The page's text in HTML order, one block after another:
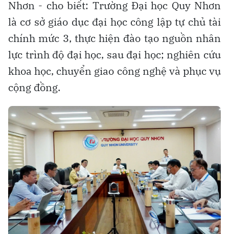
Nhơn - cho biết: Trường Đại học Quy Nhơn
là cơ sở giáo dục đại học công lập tự chủ tài
chính mức 3, thực hiện đào tạo nguồn nhân
lực trình độ đại học, sau đại học; nghiên cứu
khoa học, chuyển giao công nghệ và phục vụ
cộng đồng.